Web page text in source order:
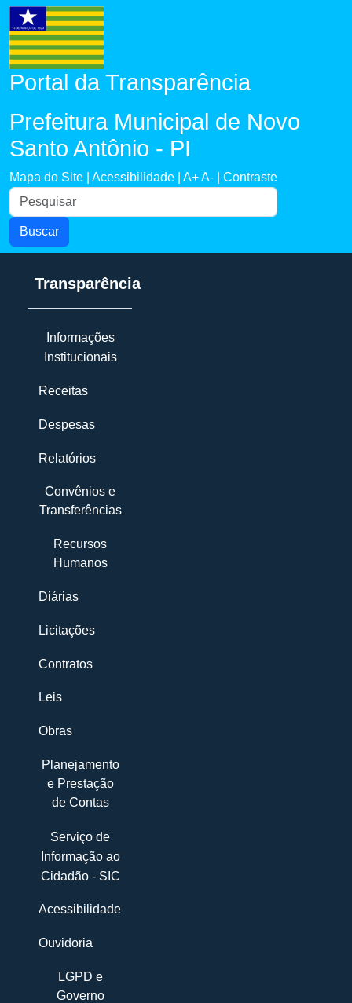
Portal da Transparência
Prefeitura Municipal de Novo
Santo Antônio - PI
Mapa do Site | Acessibilidade | A+A- | Contraste
Buscar
Transparência
Informações
Institucionais
Receitas
Despesas
Relatórios
Convênios e
Transferências
Recursos
Humanos
Diárias
Licitações
Contratos
Leis
Obras
Planejamento
e Prestação
de Contas
Serviço de
Informação ao
Cidadão - SIC
Acessibilidade
Ouvidoria
LGPD e
Governo